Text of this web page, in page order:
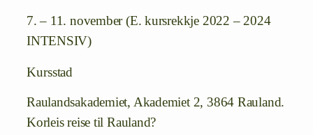
7. – 11. november (E. kursrekkje 2022 – 2024
INTENSIV)
Kursstad
Raulandsakademiet, Akademiet 2, 3864 Rauland.
Korleis reise til Rauland?